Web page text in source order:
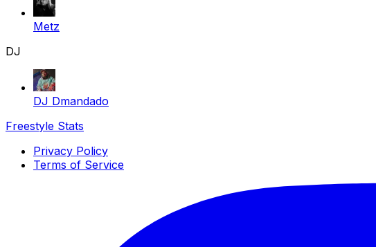
Metz
DJ
DJ Dmandado
Freestyle Stats
Privacy Policy
Terms of Service